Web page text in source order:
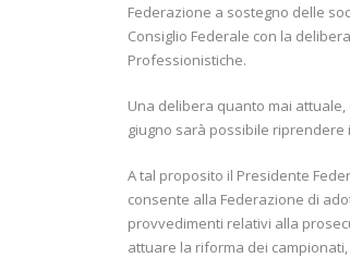
Federazione a sostegno delle
Consiglio Federale con la
Professionistiche.
Una delibera quanto mai
giugno sarà possibile riprendere
A tal proposito il Presidente
consente alla Federazione di
provvedimenti relativi alla
attuare la riforma dei